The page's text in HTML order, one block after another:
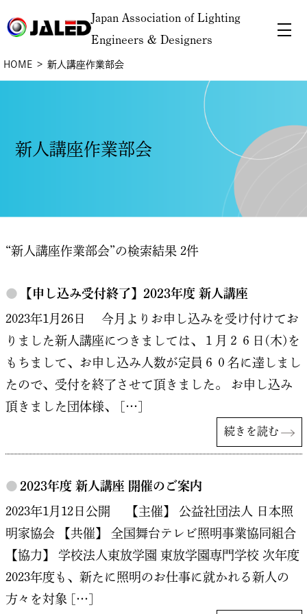
Japan Association of Lighting
Engineers & Designers
HOME 新人講座作業部会
新人講座作業部会
“新人講座作業部会”の検索結果 2件
● 【申し込み受付終了】2023年度 新人講座
2023年1月26日 今月よりお申し込みを受け付けてお
りました新人講座につきましては、１月２６日(木)を
もちまして、お申し込み人数が定員６０名に達しまし
たので、受付を終了させて頂きました。 お申し込み
頂きました団体様、 […]
続きを読む
● 2023年度 新人講座 開催のご案内
2023年1月12日公開 【主催】 公益社団法人 日本照
明家協会 【共催】 全国舞台テレビ照明事業協同組合
【協力】 学校法人東放学園 東放学園専門学校 次年度
2023年度も、新たに照明のお仕事に就かれる新人の
方々を対象 […]